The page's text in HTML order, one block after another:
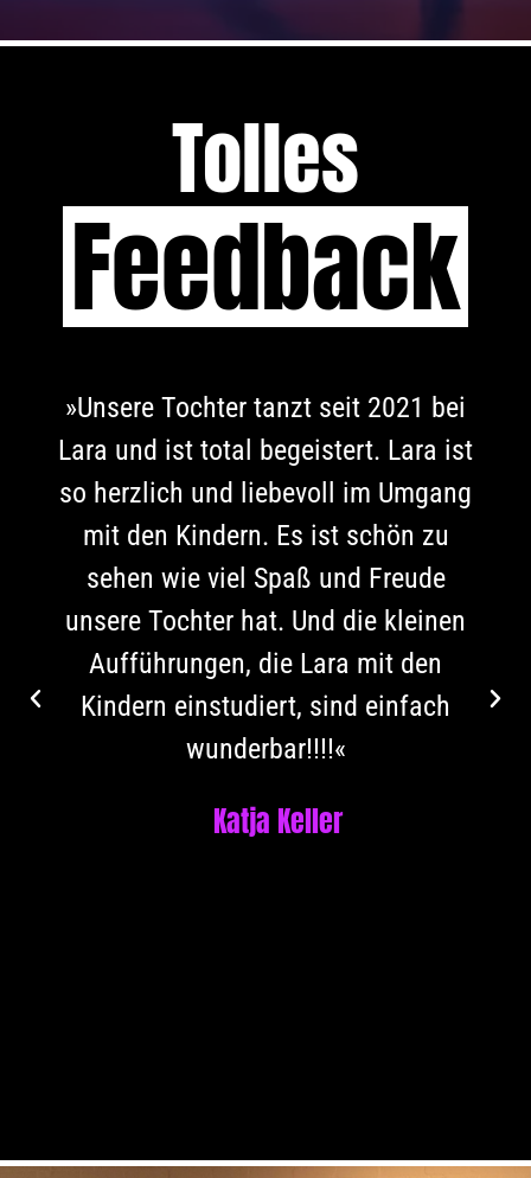
Tolles
Feedback
»Unsere Tochter tanzt seit 2021 bei
Lara und ist total begeistert. Lara ist
so herzlich und liebevoll im Umgang
mit den Kindern. Es ist schön zu
sehen wie viel Spaß und Freude
unsere Tochter hat. Und die kleinen
Aufführungen, die Lara mit den
Kindern einstudiert, sind einfach
wunderbar!!!!«
Katja Keller